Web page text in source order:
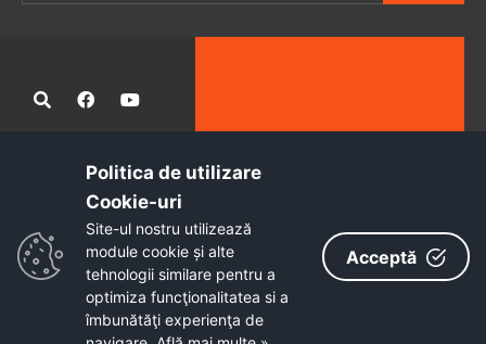
Administrația publică locală informatizată, calitativă și accesibilă
Copyright © 2026 - Primăria Municipiului Petroșani
Politica de utilizare
Cookie-uri‎
Site-ul nostru utilizează
module cookie și alte
tehnologii similare pentru a
optimiza funcţionalitatea si a
îmbunătăţi experienţa de
Acceptă